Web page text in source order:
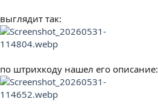
выглядит так:
по штрихкоду нашел его описание: